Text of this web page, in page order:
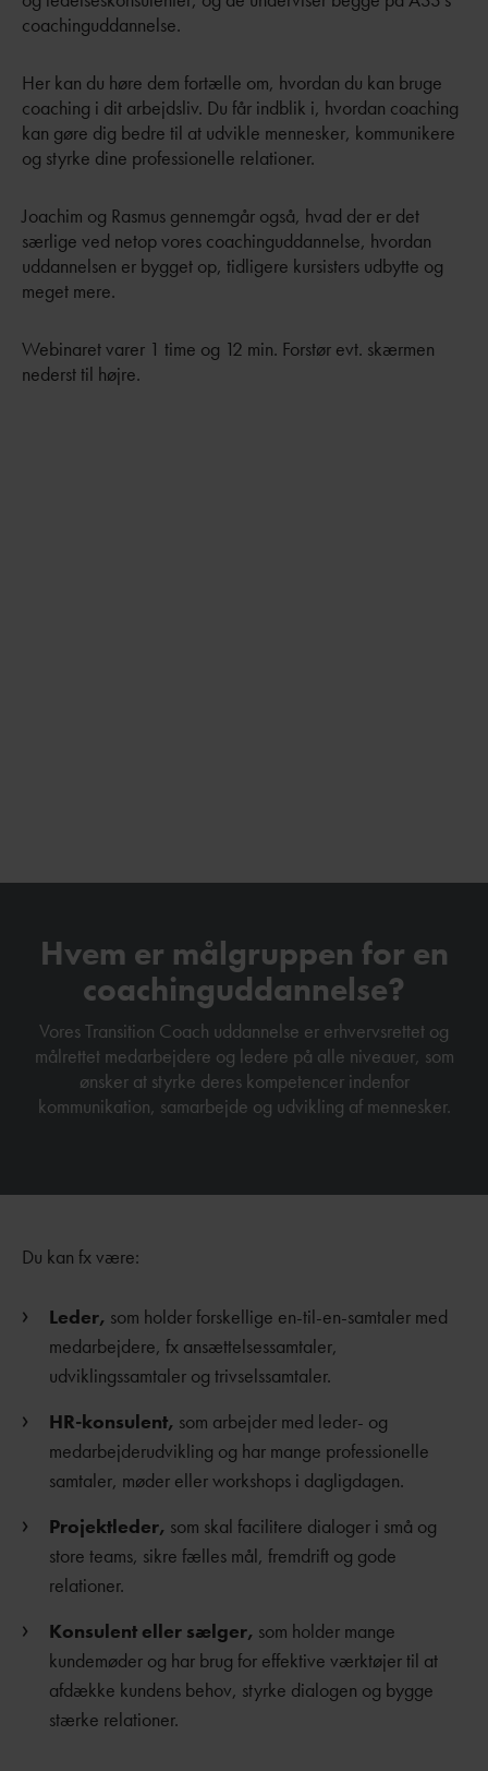
coachinguddannelse.
Her kan du høre dem fortælle om, hvordan du kan bruge
coaching i dit arbejdsliv. Du får indblik i, hvordan coaching
kan gøre dig bedre til at udvikle mennesker, kommunikere
og styrke dine professionelle relationer.
Joachim og Rasmus gennemgår også, hvad der er det
særlige ved netop vores coachinguddannelse, hvordan
uddannelsen er bygget op, tidligere kursisters udbytte og
meget mere.
Webinaret varer 1 time og 12 min. Forstør evt. skærmen
nederst til højre.
Hvem er målgruppen for en
coachinguddannelse?
Vores Transition Coach uddannelse er erhvervsrettet og
målrettet medarbejdere og ledere på alle niveauer, som
ønsker at styrke deres kompetencer indenfor
kommunikation, samarbejde og udvikling af mennesker.
Du kan fx være:
Leder, som holder forskellige en-til-en-samtaler med
medarbejdere, fx ansættelsessamtaler,
udviklingssamtaler og trivselssamtaler.
HR-konsulent, som arbejder med leder- og
medarbejderudvikling og har mange professionelle
samtaler, møder eller workshops i dagligdagen.
Projektleder, som skal facilitere dialoger i små og
store teams, sikre fælles mål, fremdrift og gode
relationer.
Konsulent eller sælger, som holder mange
kundemøder og har brug for effektive værktøjer til at
afdække kundens behov, styrke dialogen og bygge
stærke relationer.